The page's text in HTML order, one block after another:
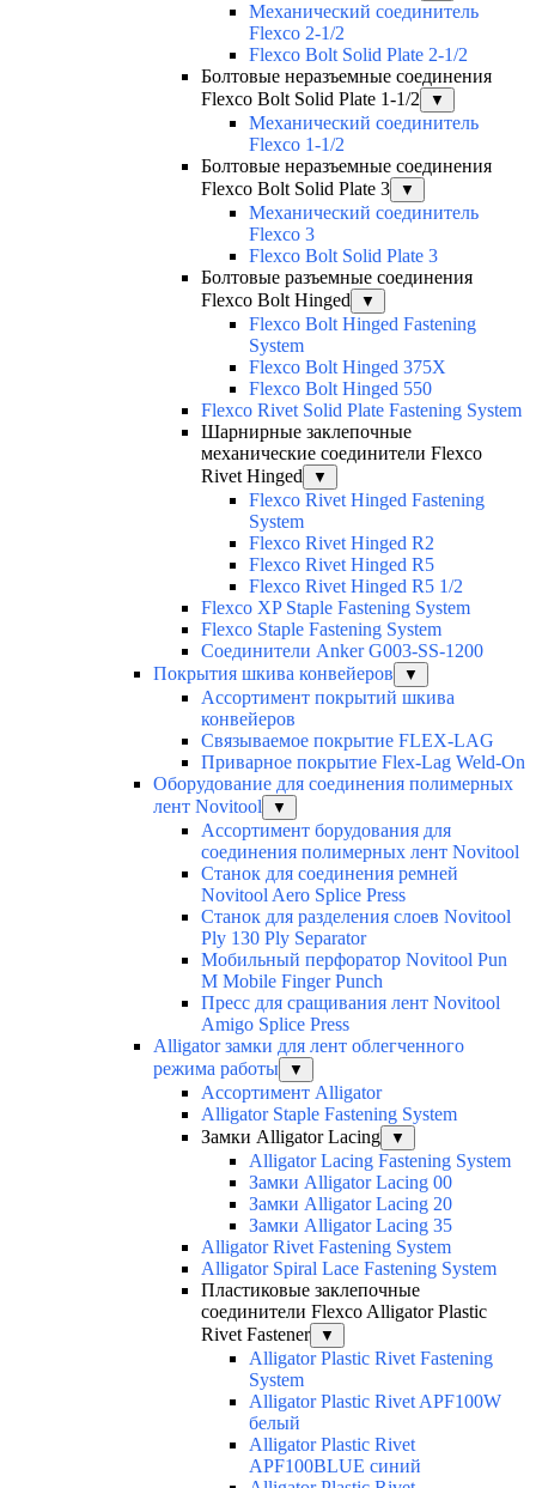
Механический соединитель
Flexco 2-1/2
Flexco Bolt Solid Plate 2-1/2
Болтовые неразъемные соединения
Flexco Bolt Solid Plate 1-1/2
▼
Механический соединитель
Flexco 1-1/2
Болтовые неразъемные соединения
Flexco Bolt Solid Plate 3
▼
Механический соединитель
Flexco 3
Flexco Bolt Solid Plate 3
Болтовые разъемные соединения
Flexco Bolt Hinged
▼
Flexco Bolt Hinged Fastening
System
Flexco Bolt Hinged 375X
Flexco Bolt Hinged 550
Flexco Rivet Solid Plate Fastening System
Шарнирные заклепочные
механические соединители Flexco
Rivet Hinged
▼
Flexco Rivet Hinged Fastening
System
Flexco Rivet Hinged R2
Flexco Rivet Hinged R5
Flexco Rivet Hinged R5 1/2
Flexco XP Staple Fastening System
Flexco Staple Fastening System
Соединители Anker G003-SS-1200
Покрытия шкива конвейеров
▼
Ассортимент покрытий шкива
конвейеров
Связываемое покрытие FLEX-LAG
Приварное покрытие Flex-Lag Weld-On
Оборудование для соединения полимерных
лент Novitool
▼
Ассортимент борудования для
соединения полимерных лент Novitool
Станок для соединения ремней
Novitool Aero Splice Press
Станок для разделения слоев Novitool
Ply 130 Ply Separator
Мобильный перфоратор Novitool Pun
M Mobile Finger Punch
Пресс для сращивания лент Novitool
Amigo Splice Press
Alligator замки для лент облегченного
режима работы
▼
Ассортимент Alligator
Alligator Staple Fastening System
Замки Alligator Lacing
▼
Alligator Lacing Fastening System
Замки Alligator Lacing 00
Замки Alligator Lacing 20
Замки Alligator Lacing 35
Alligator Rivet Fastening System
Alligator Spiral Lace Fastening System
Пластиковые заклепочные
соединители Flexco Alligator Plastic
Rivet Fastener
▼
Alligator Plastic Rivet Fastening
System
Alligator Plastic Rivet APF100W
белый
Alligator Plastic Rivet
APF100BLUE синий